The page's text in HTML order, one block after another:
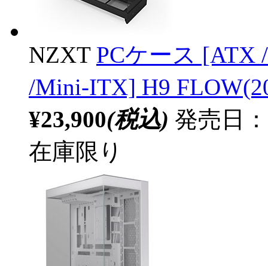
NZXT PCケース [ATX
/Mini-ITX] H9
¥23,900(税込) 発売日
在庫限り